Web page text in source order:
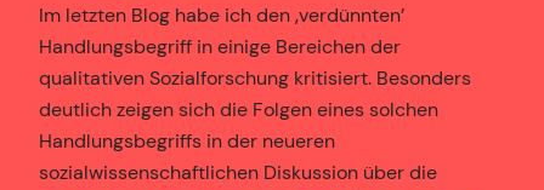
Im letzten Blog habe ich den ‚verdünnten’
Handlungsbegriff in einige Bereichen der
qualitativen Sozialforschung kritisiert. Besonders
deutlich zeigen sich die Folgen eines solchen
Handlungsbegriffs in der neueren
sozialwissenschaftlichen Diskussion über die